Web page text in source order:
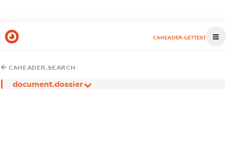
CAHEADER.GETTEST
CAHEADER.SEARCH
document.dossier